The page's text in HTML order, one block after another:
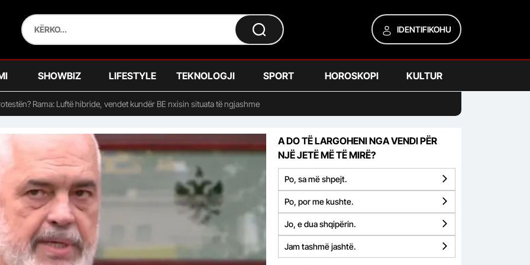
IDENTIFIKOHU
SHOWBIZ LIFESTYLE TEKNOLOGJI SPORT HOROSKOPI KULTUR
Rama: Luftë hibride, vendet kundër BE nxisin situata të ngjashme
A DO TË LARGOHENI NGA VENDI PËR
NJË JETË MË TË MIRË?
Po, sa më shpejt.
Po, por me kushte.
Jo, e dua shqipërin.
Jam tashmë jashtë.